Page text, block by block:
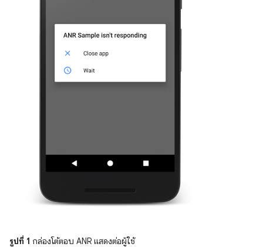
รูปที่ 1 กล่องโต้ตอบ ANR แสดงต่อผู้ใช้